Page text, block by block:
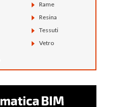
Rame
Resina
Tessuti
Vetro